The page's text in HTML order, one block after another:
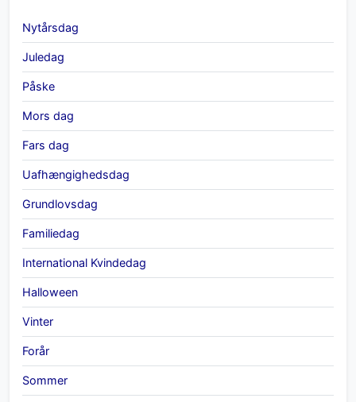
Nytårsdag
Juledag
Påske
Mors dag
Fars dag
Uafhængighedsdag
Grundlovsdag
Familiedag
International Kvindedag
Halloween
Vinter
Forår
Sommer